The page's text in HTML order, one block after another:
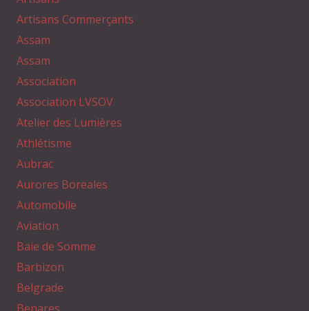
Artisans Commerçants
Assam
Assam
Association
Association LVSOV
Atelier des Lumières
Athlétisme
Aubrac
Aurores Boreales
Automobile
Aviation
Baie de Somme
Barbizon
Belgrade